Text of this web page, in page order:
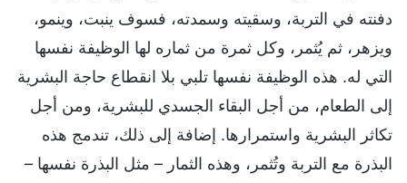
دفنته في التربة، وسقيته وسمدته، فسوف ينبت، وينمو،
ويزهر، ثم يُثمر، وكل ثمرة من ثماره لها الوظيفة نفسها
التي له. هذه الوظيفة نفسها تلبي بلا انقطاع حاجة البشرية
إلى الطعام، من أجل البقاء الجسدي للبشرية، ومن أجل
تكاثر البشرية واستمرارها. إضافة إلى ذلك، تندمج هذه
البذرة مع التربة وتُثمر، وهذه الثمار – مثل البذرة نفسها –